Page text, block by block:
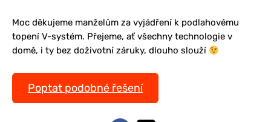
Moc děkujeme manželům za vyjádření k podlahovému
topení V-systém. Přejeme, ať všechny technologie v
domě, i ty bez doživotní záruky, dlouho slouží
Poptat podobné řešení